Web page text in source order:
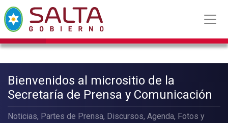
Bienvenidos al micrositio de la
Secretaría de Prensa y Comunicación
Noticias, Partes de Prensa, Discursos, Agenda, Fotos y